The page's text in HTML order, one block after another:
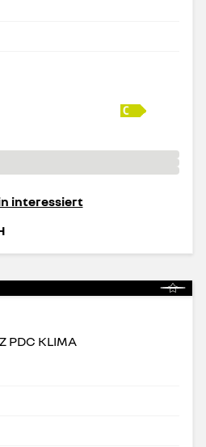
interessiert
PDC KLIMA